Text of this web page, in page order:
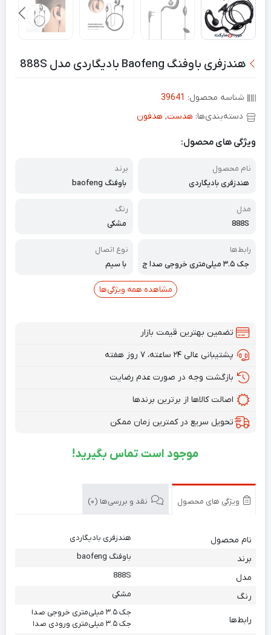
هندزفری باوفنگ Baofeng بادیگاردی مدل 888S
شناسه محصول: 39641
دسته‌بندی‌ها: هدست, هدفون
ویژگی های محصول:
نام محصول
هندزفری بادیگاردی
برند
باوفنگ baofeng
مدل
888S
رنگ
مشکی
رابط‌ها
جک ۳.۵ میلی‌متری خروجی صدا ج
نوع اتصال
با سیم
مشاهده همه ویژگی‌ها
تضمین بهترین قیمت بازار
پشتیبانی عالی ۲۴ ساعته، ۷ روز هفته
بازگشت وجه در صورت عدم رضایت
اصالت کالاها از برترین برندها
تحویل سریع در کمترین زمان ممکن
موجود است تماس بگیرید!
ویژگی های محصول نقد و بررسی‌ها (0)
نام محصول هندزفری بادیگاردی
برند باوفنگ baofeng
مدل 888S
رنگ مشکی
رابط‌ها
جک ۳.۵ میلی‌متری خروجی صدا
جک ۳.۵ میلی‌متری ورودی صدا